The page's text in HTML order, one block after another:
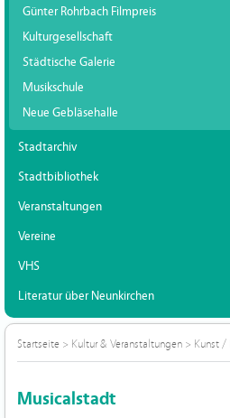
Günter Rohrbach Filmpreis
Kulturgesellschaft
Städtische Galerie
Musikschule
Neue Gebläsehalle
Stadtarchiv
Stadtbibliothek
Veranstaltungen
Vereine
VHS
Literatur über Neunkirchen
Startseite > Kultur & Veranstaltungen > Kunst /
Musicalstadt